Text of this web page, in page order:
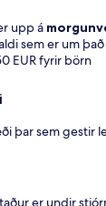
upp á
sem er um
EUR fyrir börn
þar sem gestir
er undir